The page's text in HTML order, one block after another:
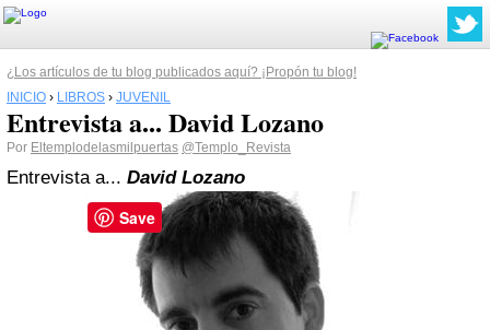
¿Los artículos de tu blog publicados aquí? ¡Propón tu blog!
INICIO › LIBROS › JUVENIL
Entrevista a... David Lozano
Por Eltemplodelasmilpuertas @Templo_Revista
Entrevista a... David Lozano
Save